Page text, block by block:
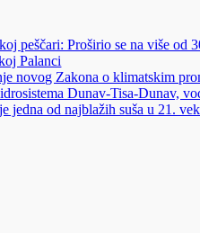
peščari: Proširio se na više od
Palanci
novog Zakona o klimatskim
Dunav-Tisa-Dunav,
jedna od najblažih suša u 21.